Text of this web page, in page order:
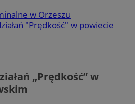
w Orzeszu
"Prędkość" w powiecie
„Prędkość” w